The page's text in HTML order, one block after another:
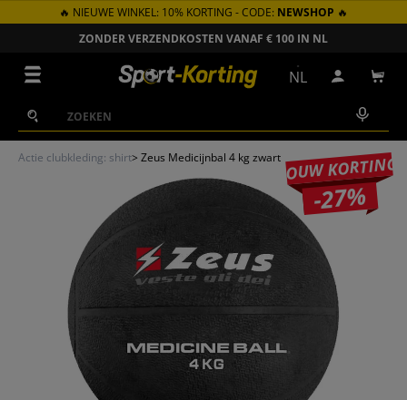
GA NAAR INHOUD
🔥 NIEUWE WINKEL: 10% KORTING - CODE: NEWSHOP 🔥
ZONDER VERZENDKOSTEN VANAF € 100 IN NL
Zoeken
Zoeken
NL Inloggen
Actie clubkleding: shirt> Zeus Medicijnbal 4 kg zwartJOUW KORTING
-27%